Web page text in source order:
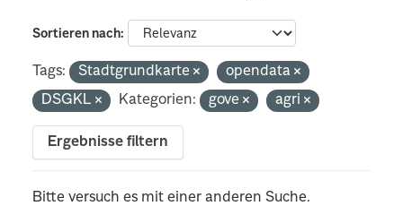
Sortieren nach
Tags: Stadtgrundkarte
opendata
DSGKL
Kategorien: gove agri
Ergebnisse filtern
Bitte versuch es mit einer anderen Suche.